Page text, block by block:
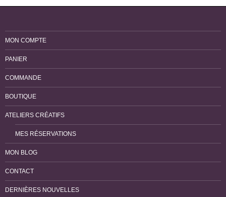
MON COMPTE
PANIER
COMMANDE
BOUTIQUE
ATELIERS CRÉATIFS
MES RÉSERVATIONS
MON BLOG
CONTACT
DERNIÈRES NOUVELLES